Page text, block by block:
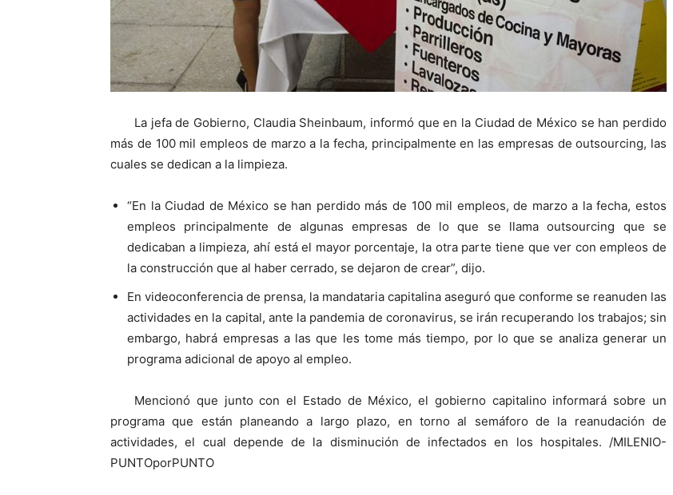
La jefa de Gobierno, Claudia Sheinbaum, informó que en la Ciudad de México se han perdido
más de 100 mil empleos de marzo a la fecha, principalmente en las empresas de outsourcing, las
cuales se dedican a la limpieza.
“En la Ciudad de México se han perdido más de 100 mil empleos, de marzo a la fecha, estos
empleos principalmente de algunas empresas de lo que se llama outsourcing que se
dedicaban a limpieza, ahí está el mayor porcentaje, la otra parte tiene que ver con empleos de
la construcción que al haber cerrado, se dejaron de crear”, dijo.
En videoconferencia de prensa, la mandataria capitalina aseguró que conforme se reanuden las
actividades en la capital, ante la pandemia de coronavirus, se irán recuperando los trabajos; sin
embargo, habrá empresas a las que les tome más tiempo, por lo que se analiza generar un
programa adicional de apoyo al empleo.
Mencionó que junto con el Estado de México, el gobierno capitalino informará sobre un
programa que están planeando a largo plazo, en torno al semáforo de la reanudación de
actividades, el cual depende de la disminución de infectados en los hospitales. /MILENIO-
PUNTOporPUNTO